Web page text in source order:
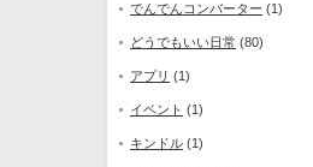
でんでんコンバーター (1)
どうでもいい日常 (80)
アプリ (1)
イベント (1)
キンドル (1)